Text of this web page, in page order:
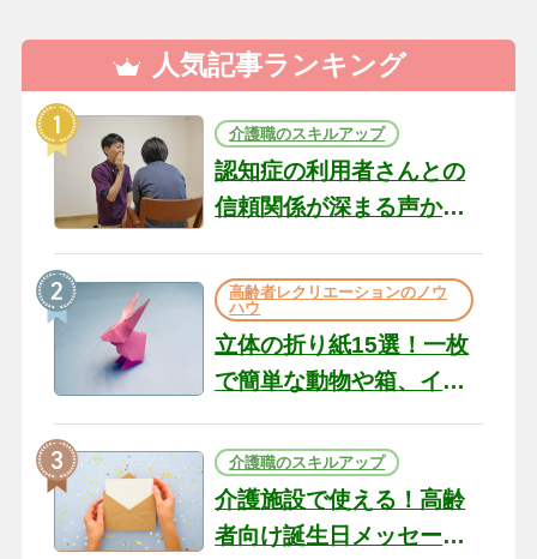
人気記事ランキング
介護職のスキルアップ
認知症の利用者さんとの
信頼関係が深まる声かけ
の現場から（22）
高齢者レクリエーションのノウ
ハウ
立体の折り紙15選！一枚
で簡単な動物や箱、イン
介護職のスキルアップ
介護施設で使える！高齢
者向け誕生日メッセージ